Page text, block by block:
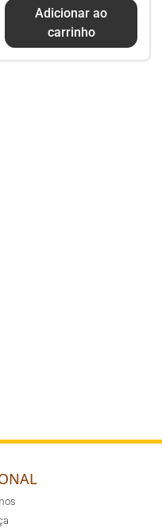
Adicionar ao
carrinho